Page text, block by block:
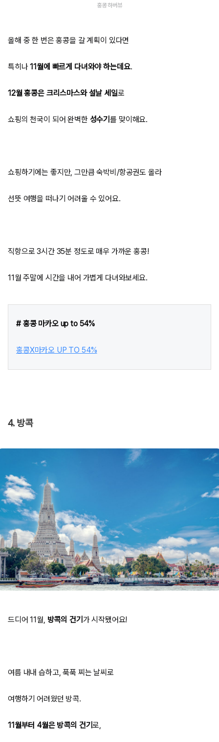
홍콩 하버뷰
올해 중 한 번은 홍콩을 갈 계획이 있다면
특히나11월에 빠르게 다녀와야 하는데요.
12월 홍콩은 크리스마스와 설날 세일로
쇼핑의 천국이 되어 완벽한 성수기를 맞이해요.
쇼핑하기에는 좋지만, 그만큼 숙박비/항공권도 올라
선뜻 여행을 떠나기 어려울 수 있어요.
직항으로 3시간 35분 정도로 매우 가까운 홍콩!
11월 주말에 시간을 내어 가볍게 다녀와보세요.
# 홍콩 마카오 up to 54%
홍콩X마카오 UP TO 54%
4. 방콕
드디어 11월, 방콕의 건기 가 시작됐어요!
여름 내내 습하고, 푹푹 찌는 날씨로
여행하기 어려웠던 방콕.
11월부터 4월은 방콕의 건기로,